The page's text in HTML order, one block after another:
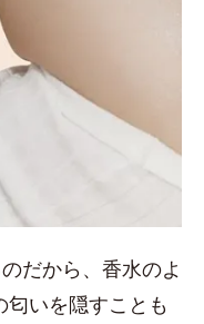
だから、香水のよ
いを隠すことも